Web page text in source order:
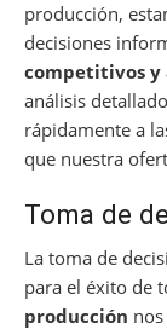
producción,
decisiones
competitivos y
análisis
rápidamente a
que nuestra
Toma de
La toma de
para el éxito de
producción